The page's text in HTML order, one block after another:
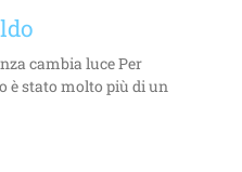
cambia luce Per
è stato molto più di un